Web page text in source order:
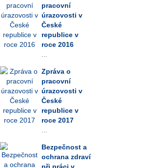
pracovní
úrazovosti v
České
republice v
roce 2016
Zpráva o
pracovní
úrazovosti v
České
republice v
roce 2017
Bezpečnost a
ochrana zdraví